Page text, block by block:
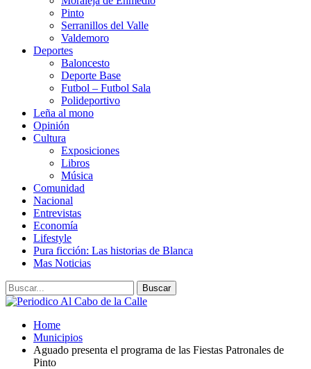
Pinto
Serranillos del Valle
Valdemoro
Deportes
Baloncesto
Deporte Base
Futbol – Futbol Sala
Polideportivo
Leña al mono
Opinión
Cultura
Exposiciones
Libros
Música
Comunidad
Nacional
Entrevistas
Economía
Lifestyle
Pura ficción: Las historias de Blanca
Mas Noticias
Home
Municipios
Aguado presenta el programa de las Fiestas Patronales de
Pinto